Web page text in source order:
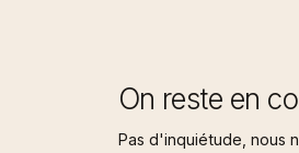
On reste en
Pas d'inquiétude, nous